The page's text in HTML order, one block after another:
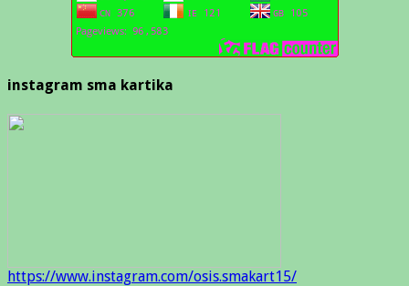
instagram sma kartika
https://www.instagram.com/osis.smakart15/